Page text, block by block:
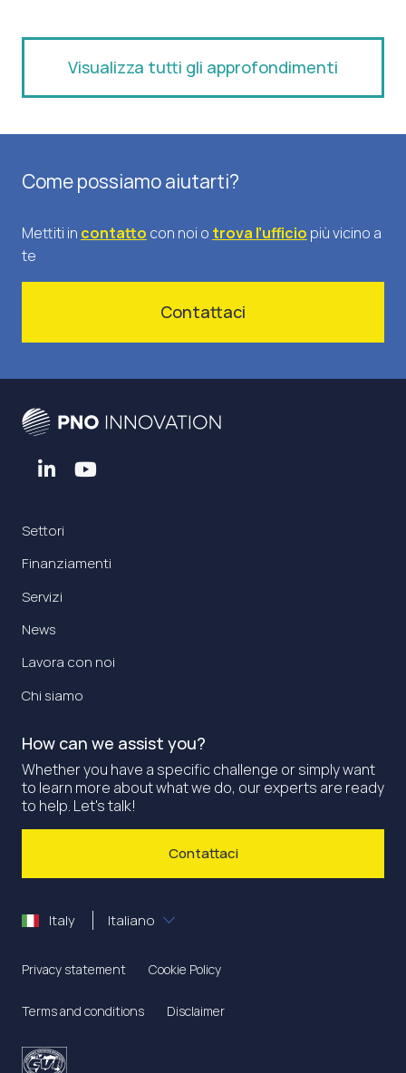
Visualizza tutti gli approfondimenti
Come possiamo aiutarti?
Mettiti in contatto con noi o trova l’ufficio più vicino a
te
Contattaci
Settori
Finanziamenti
Servizi
News
Lavora con noi
Chi siamo
How can we assist you?
Whether you have a specific challenge or simply want
to learn more about what we do, our experts are ready
to help. Let's talk!
Contattaci
Italy Italiano
Privacy statement Cookie Policy
Terms and conditions Disclaimer